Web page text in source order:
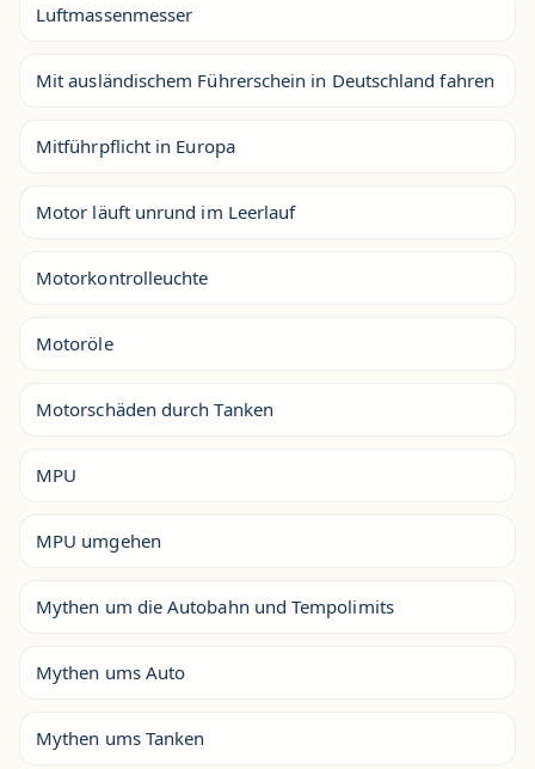
Luftmassenmesser
Mit ausländischem Führerschein in Deutschland fahren
Mitführpflicht in Europa
Motor läuft unrund im Leerlauf
Motorkontrolleuchte
Motoröle
Motorschäden durch Tanken
MPU
MPU umgehen
Mythen um die Autobahn und Tempolimits
Mythen ums Auto
Mythen ums Tanken